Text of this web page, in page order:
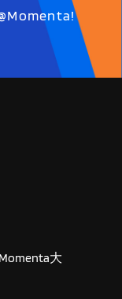
大